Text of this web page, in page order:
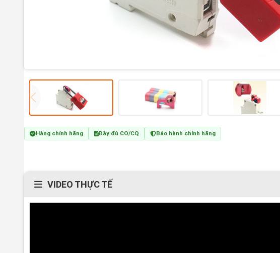
Hàng chính hãng Đầy đủ CO/CQ Bảo hành chính hãng
VIDEO THỰC TẾ